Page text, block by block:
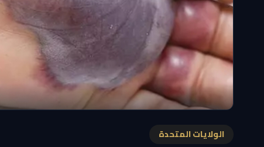
الولايات المتحدة